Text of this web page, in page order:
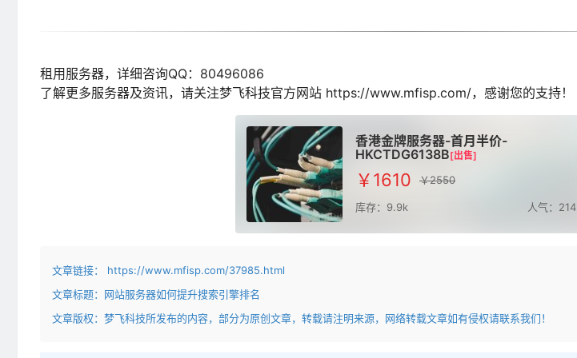
租用服务器，详细咨询QQ：80496086
了解更多服务器及资讯，请关注梦飞科技官方网站 https://www.mfisp.com/，感谢您的支持！
香港金牌服务器-首月半价-
HKCTDG6138B[出售]
￥1610 ￥2550
库存：9.9k 人气：214
文章链接：
https://www.mfisp.com/37985.html
文章标题： 网站服务器如何提升搜索引擎排名
文章版权：梦飞科技所发布的内容，部分为原创文章，转载请注明来源，网络转载文章如有侵权请联系我们！